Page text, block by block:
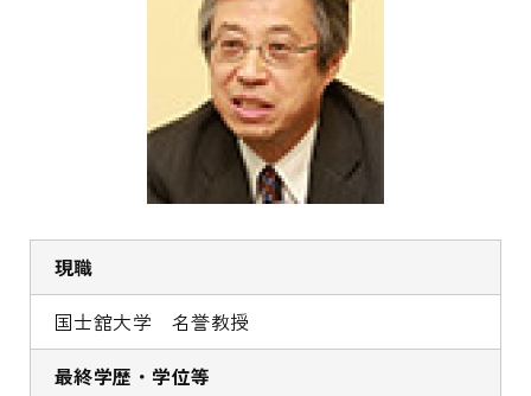
現職
国士舘大学 名誉教授
最終学歴・学位等